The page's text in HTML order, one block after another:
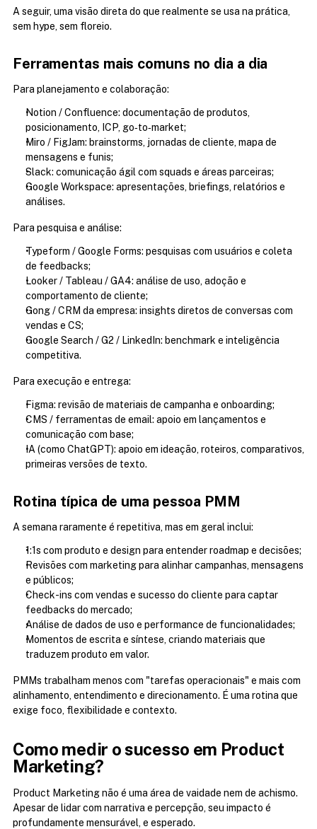
A seguir, uma visão direta do que realmente se usa na prática,
sem hype, sem floreio.
Ferramentas mais comuns no dia a dia
Para planejamento e colaboração:
Notion / Confluence: documentação de produtos,
posicionamento, ICP, go‑to‑market;
Miro / FigJam: brainstorms, jornadas de cliente, mapa de
mensagens e funis;
Slack: comunicação ágil com squads e áreas parceiras;
Google Workspace: apresentações, briefings, relatórios e
análises.
Para pesquisa e análise:
Typeform / Google Forms: pesquisas com usuários e coleta
de feedbacks;
Looker / Tableau / GA4: análise de uso, adoção e
comportamento de cliente;
Gong / CRM da empresa: insights diretos de conversas com
vendas e CS;
Google Search / G2 / LinkedIn: benchmark e inteligência
competitiva.
Para execução e entrega:
Figma: revisão de materiais de campanha e onboarding;
CMS / ferramentas de email: apoio em lançamentos e
comunicação com base;
IA (como ChatGPT): apoio em ideação, roteiros, comparativos,
primeiras versões de texto.
Rotina típica de uma pessoa PMM
A semana raramente é repetitiva, mas em geral inclui:
1:1s com produto e design para entender roadmap e decisões;
Revisões com marketing para alinhar campanhas, mensagens
e públicos;
Check-ins com vendas e sucesso do cliente para captar
feedbacks do mercado;
Análise de dados de uso e performance de funcionalidades;
Momentos de escrita e síntese, criando materiais que
traduzem produto em valor.
PMMs trabalham menos com "tarefas operacionais" e mais com
alinhamento, entendimento e direcionamento. É uma rotina que
exige foco, flexibilidade e contexto.
Como medir o sucesso em Product
Marketing?
Product Marketing não é uma área de vaidade nem de achismo.
Apesar de lidar com narrativa e percepção, seu impacto é
profundamente mensurável, e esperado.